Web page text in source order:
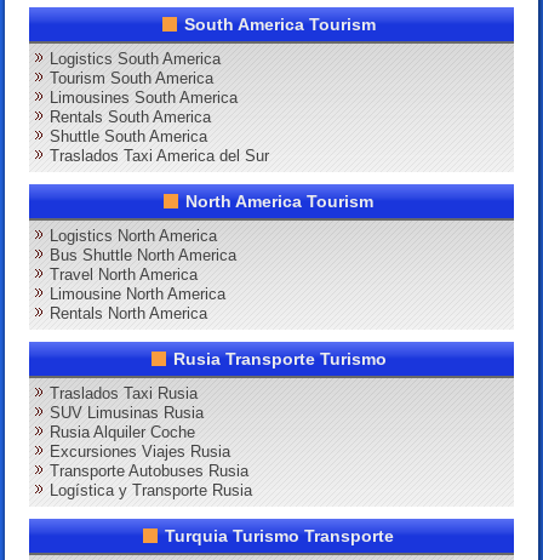
South America Tourism
Logistics South America
Tourism South America
Limousines South America
Rentals South America
Shuttle South America
Traslados Taxi America del Sur
North America Tourism
Logistics North America
Bus Shuttle North America
Travel North America
Limousine North America
Rentals North America
Rusia Transporte Turismo
Traslados Taxi Rusia
SUV Limusinas Rusia
Rusia Alquiler Coche
Excursiones Viajes Rusia
Transporte Autobuses Rusia
Logística y Transporte Rusia
Turquia Turismo Transporte